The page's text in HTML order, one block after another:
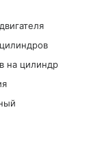
на цилиндр